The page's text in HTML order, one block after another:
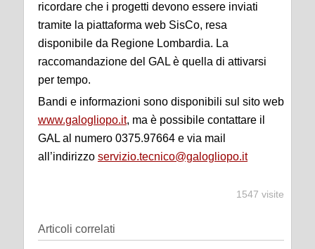
ricordare che i progetti devono essere inviati
tramite la piattaforma web SisCo, resa
disponibile da Regione Lombardia. La
raccomandazione del GAL è quella di attivarsi
per tempo.
Bandi e informazioni sono disponibili sul sito web
www.galogliopo.it, ma è possibile contattare il
GAL al numero 0375.97664 e via mail
all’indirizzo servizio.tecnico@galogliopo.it
1547 visite
Articoli correlati